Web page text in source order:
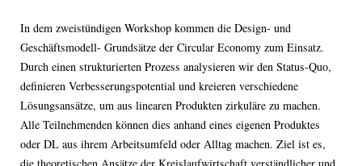
In dem zweistündigen Workshop kommen die Design- und
Geschäftsmodell- Grundsätze der Circular Economy zum Einsatz.
Durch einen strukturierten Prozess analysieren wir den Status-Quo,
definieren Verbesserungspotential und kreieren verschiedene
Lösungsansätze, um aus linearen Produkten zirkuläre zu machen.
Alle Teilnehmenden können dies anhand eines eigenen Produktes
oder DL aus ihrem Arbeitsumfeld oder Alltag machen. Ziel ist es,